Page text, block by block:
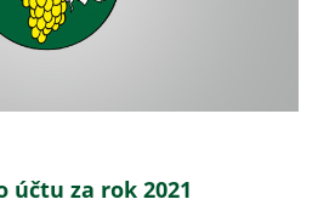
účtu za rok 2021